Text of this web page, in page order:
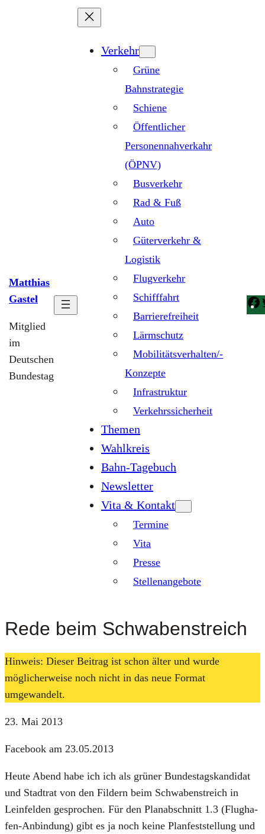
Matthias
Gastel
Mitglied
im
Deutschen
Bundestag
Verkehr
Grüne
Bahnstrategie
Schiene
Öffentlicher
Personennahverkahr
(ÖPNV)
Busverkehr
Rad & Fuß
Auto
Güterverkehr &
Logistik
Flugverkehr
Schifffahrt
Barrierefreiheit
Lärmschutz
Mobilitätsverhalten/-
Konzepte
Infrastruktur
Verkehrssicherheit
Themen
Wahlkreis
Bahn-Tagebuch
Newsletter
Vita & Kontakt
Termine
Vita
Presse
Stellenangebote
Rede beim Schwabenstreich
Hinweis: Dieser Beitrag ist schon älter und wurde
möglicherweise noch nicht in das neue Format
umgewandelt.
23. Mai 2013
Face­book am 23.05.2013
Heu­te Abend habe ich ich als grü­ner Bun­des­tags­kan­di­dat
und Stadt­rat von den Fil­dern beim Schwa­ben­streich in
Lein­fel­den gespro­chen. Für den Plan­ab­schnitt 1.3 (Flug­ha­
fen-Anbin­dung) gibt es ja noch kei­ne Plan­fest­stel­lung und